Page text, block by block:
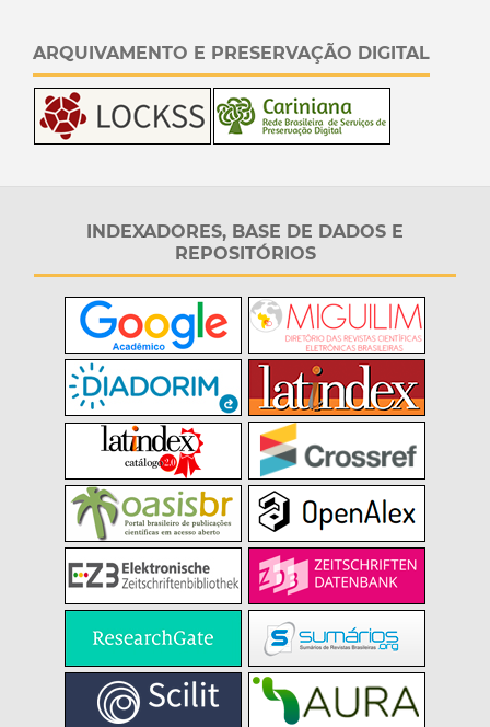
ARQUIVAMENTO E PRESERVAÇÃO DIGITAL
INDEXADORES, BASE DE DADOS E
REPOSITÓRIOS